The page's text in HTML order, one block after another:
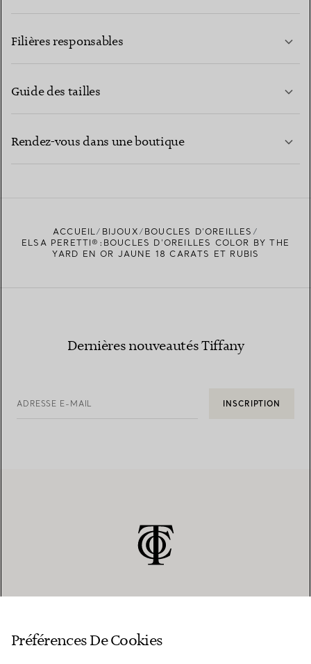
Filières responsables
Guide des tailles
Rendez-vous dans une boutique
TROUVEZ LA BOUTIQUE LA PLUS PROCHE
ACCUEIL BIJOUX
BOUCLES D’OREILLES
ELSA PERETTI®:BOUCLES D’OREILLES COLOR BY THE
YARD EN OR JAUNE 18 CARATS ET RUBIS
Dernières nouveautés Tiffany
ADRESSE E-MAIL INSCRIPTION
Préférences De Cookies